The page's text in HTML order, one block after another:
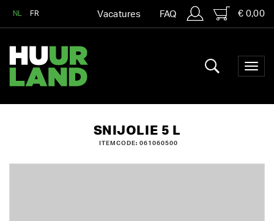
NL FR Vacatures FAQ € 0,00
SNIJOLIE 5 L
ITEMCODE: 061060500